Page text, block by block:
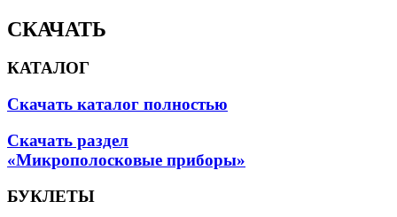
СКАЧАТЬ
КАТАЛОГ
Скачать каталог полностью
Скачать раздел
«Микрополосковые приборы»
БУКЛЕТЫ